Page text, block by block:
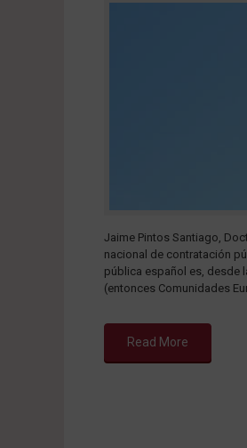
Jaime Pintos Santiago,
nacional de contratación
pública español es, desde
(entonces Comunidades
Read More